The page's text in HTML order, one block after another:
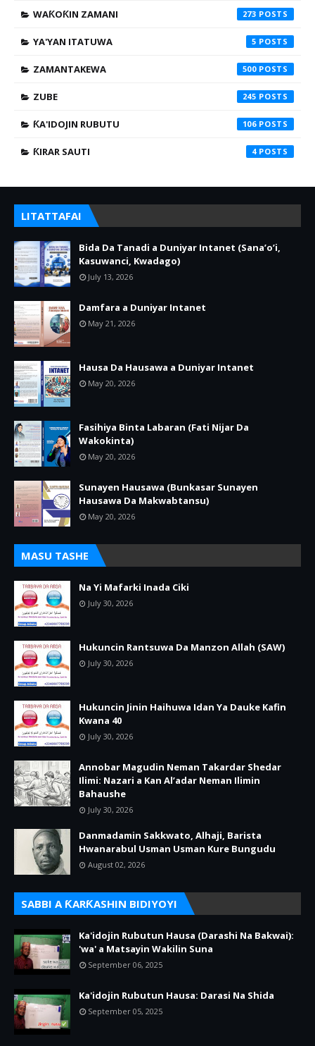
WAƘOƘIN ZAMANI 273
YA'YAN ITATUWA 5
ZAMANTAKEWA 500
ZUBE 245
ƘA'IDOJIN RUBUTU 106
ƘIRAR SAUTI 4
LITATTAFAI
Bida Da Tanadi a Duniyar Intanet (Sana’o’i,
Kasuwanci, Kwadago)
July 13, 2026
Damfara a Duniyar Intanet
May 21, 2026
Hausa Da Hausawa a Duniyar Intanet
May 20, 2026
Fasihiya Binta Labaran (Fati Nijar Da
Wakokinta)
May 20, 2026
Sunayen Hausawa (Bunkasar Sunayen
Hausawa Da Makwabtansu)
May 20, 2026
MASU TASHE
Na Yi Mafarki Inada Ciki
July 30, 2026
Hukuncin Rantsuwa Da Manzon Allah (SAW)
July 30, 2026
Hukuncin Jinin Haihuwa Idan Ya Dauke Kafin
Kwana 40
July 30, 2026
Annobar Magudin Neman Takardar Shedar
Ilimi: Nazari a Kan Al’adar Neman Ilimin
Bahaushe
July 30, 2026
Danmadamin Sakkwato, Alhaji, Barista
Hwanarabul Usman Usman Kure Bungudu
August 02, 2026
SABBI A ƘARƘASHIN BIDIYOYI
Ka'idojin Rubutun Hausa (Darashi Na Bakwai):
'wa' a Matsayin Wakilin Suna
September 06, 2025
Ka'idojin Rubutun Hausa: Darasi Na Shida
September 05, 2025